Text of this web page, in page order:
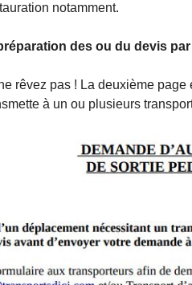
notamment.
des ou du devis
rêvez pas ! La deuxième
à un ou plusieurs